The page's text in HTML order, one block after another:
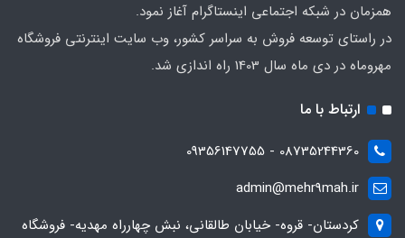
همزمان در شبکه اجتماعی اینستاگرام آغاز نمود.
در راستای توسعه فروش به سراسر کشور، وب سایت اینترنتی فروشگاه
مهروماه در دی ماه سال 1403 راه اندازی شد.
ارتباط با ما
08735244360 - 09356147755
admin@mehr9mah.ir
کردستان- قروه- خیابان طالقانی، نبش چهارراه مهدیه- فروشگاه